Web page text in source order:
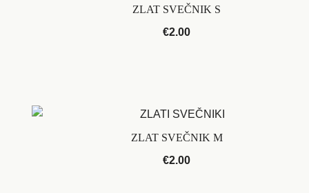
ZLAT SVEČNIK S
€2.00
ZLAT SVEČNIK M
€2.00